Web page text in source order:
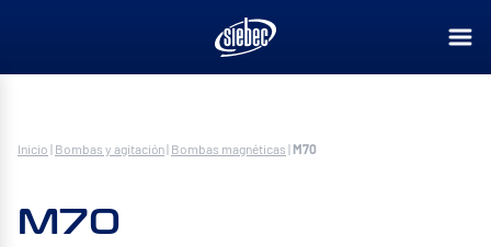
Inicio | Bombas y agitación| Bombas magnéticas |M70
M70